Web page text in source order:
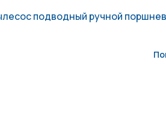
Водопады,
подводный ручной